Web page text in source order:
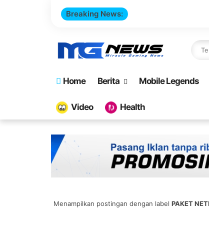
Breaking News: Cara Buat
Home Berita Mobile Legends
Video Health
Menampilkan postingan dengan label PAKET